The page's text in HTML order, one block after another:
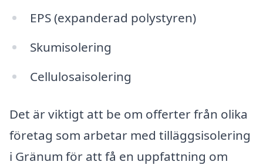
EPS (expanderad polystyren)
Skumisolering
Cellulosaisolering
Det är viktigt att be om offerter från olika
företag som arbetar med tilläggsisolering
i Gränum för att få en uppfattning om